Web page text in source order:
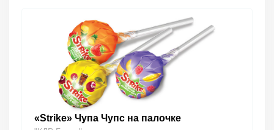
«Strike» Чупа Чупс на палочке